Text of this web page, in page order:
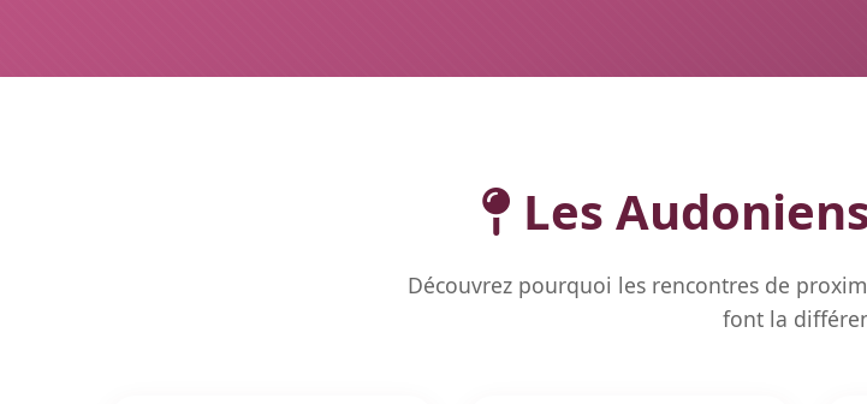
Les
Découvrez pourquoi les rencontres de
font la